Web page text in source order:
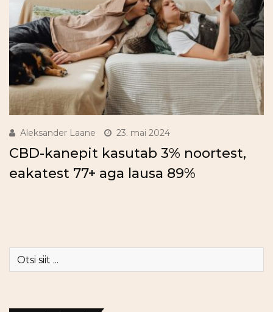
Aleksander Laane 23. mai 2024
CBD-kanepit kasutab 3% noortest,
eakatest 77+ aga lausa 89%